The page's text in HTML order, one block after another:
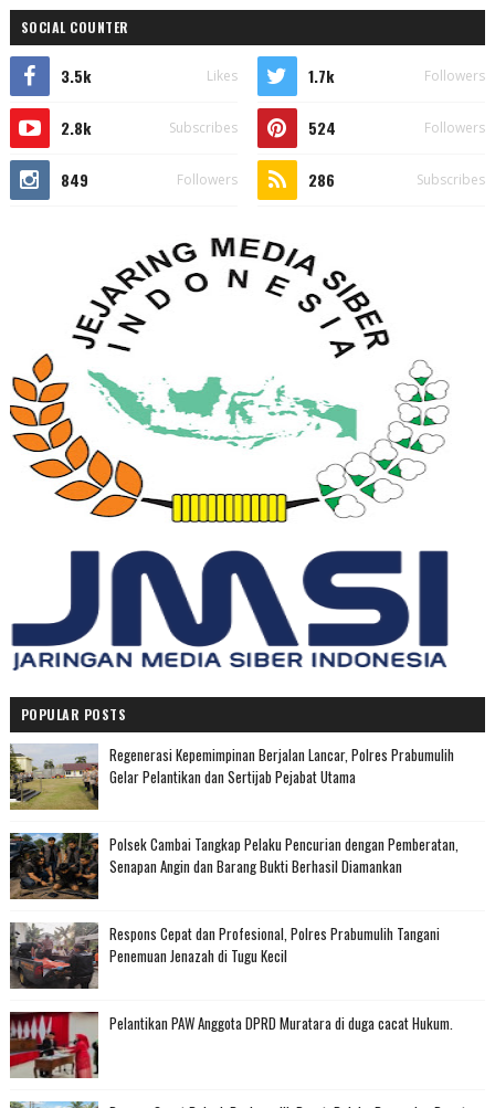
SOCIAL COUNTER
3.5k Likes 1.7k Followers
2.8k Subscribes 524 Followers
849 Followers 286 Subscribes
POPULAR POSTS
Regenerasi Kepemimpinan Berjalan Lancar, Polres Prabumulih
Gelar Pelantikan dan Sertijab Pejabat Utama
Polsek Cambai Tangkap Pelaku Pencurian dengan Pemberatan,
Senapan Angin dan Barang Bukti Berhasil Diamankan
Respons Cepat dan Profesional, Polres Prabumulih Tangani
Penemuan Jenazah di Tugu Kecil
Pelantikan PAW Anggota DPRD Muratara di duga cacat Hukum.